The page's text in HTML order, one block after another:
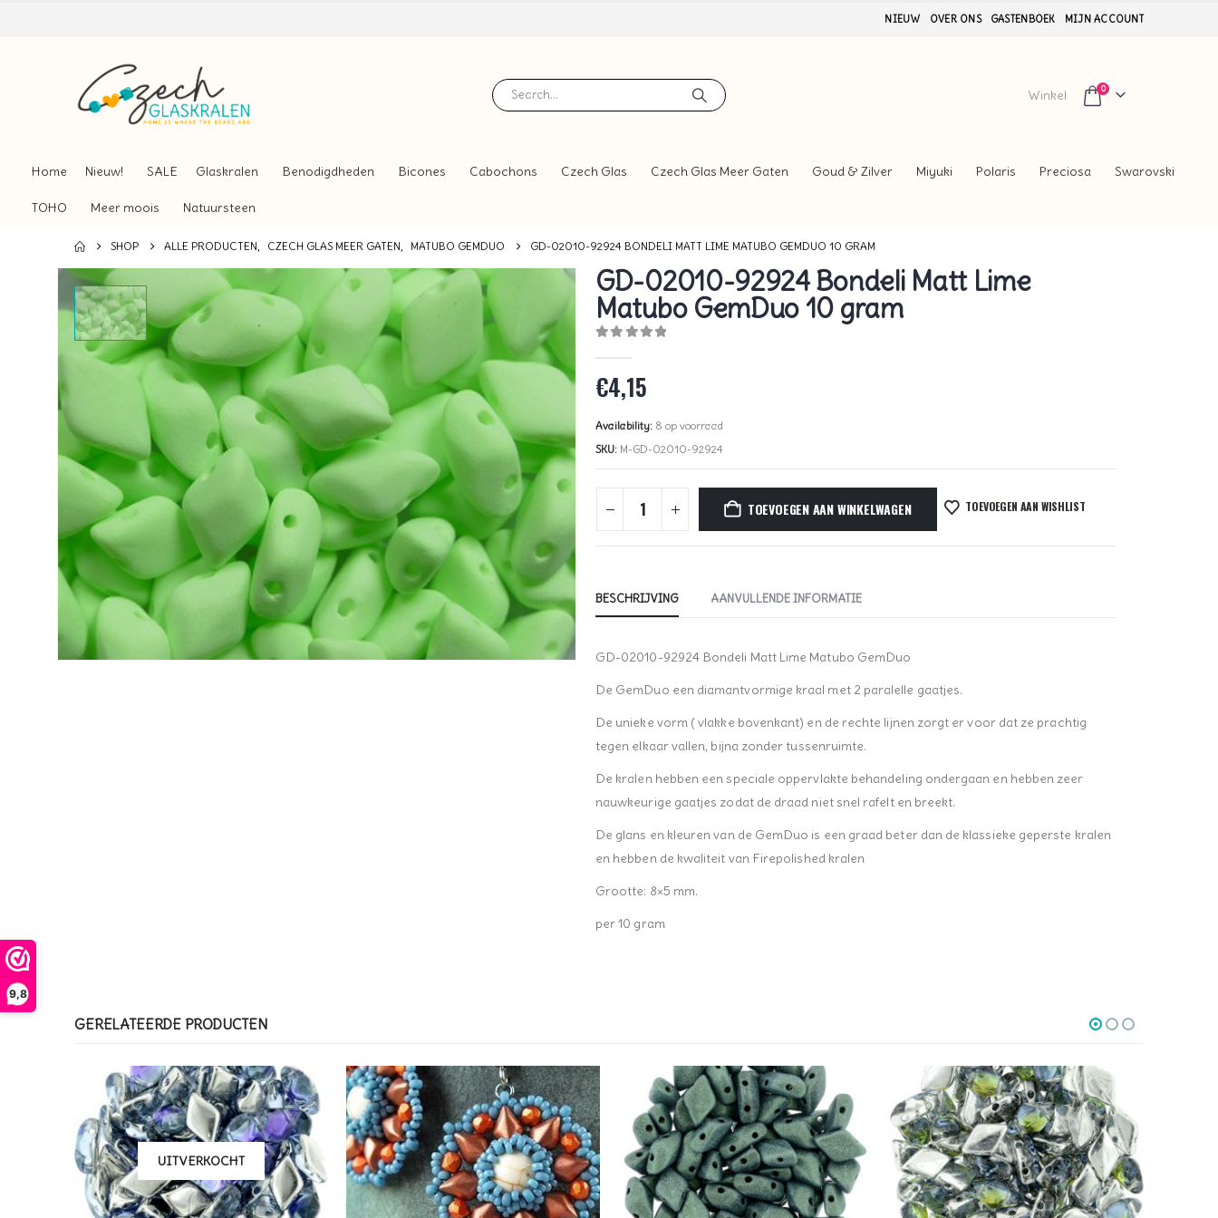
9,8
NIEUW OVER ONS GASTENBOEK MIJN ACCOUNT
Winkel 0
Home Nieuw! SALE Glaskralen Benodigdheden Bicones Cabochons Czech Glas Czech Glas Meer Gaten Goud & Zilver Miyuki Polaris Preciosa Swarovski
TOHO Meer moois Natuursteen
SHOP ALLE PRODUCTEN, CZECH GLAS MEER GATEN, MATUBO GEMDUO GD-02010-92924 BONDELI MATT LIME MATUBO GEMDUO 10 GRAM
GD-02010-92924 Bondeli Matt Lime
Matubo GemDuo 10 gram
€4,15
Availability: 8 op voorraad
SKU: M-GD-02010-92924
TOEVOEGEN AAN WINKELWAGEN TOEVOEGEN AAN WISHLIST
BESCHRIJVING AANVULLENDE INFORMATIE
GD-02010-92924 Bondeli Matt Lime Matubo GemDuo
De GemDuo een diamantvormige kraal met 2 paralelle gaatjes.
De unieke vorm ( vlakke bovenkant) en de rechte lijnen zorgt er voor dat ze prachtig
tegen elkaar vallen, bijna zonder tussenruimte.
De kralen hebben een speciale oppervlakte behandeling ondergaan en hebben zeer
nauwkeurige gaatjes zodat de draad niet snel rafelt en breekt.
De glans en kleuren van de GemDuo is een graad beter dan de klassieke geperste kralen
en hebben de kwaliteit van Firepolished kralen
Grootte: 8×5 mm.
per 10 gram
GERELATEERDE PRODUCTEN
UITVERKOCHT